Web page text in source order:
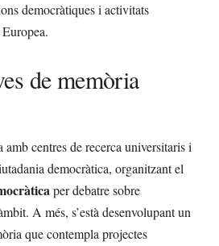
democràtiques i activitats
de memòria
centres de recerca universitaris i
democràtica, organitzant el
per debatre sobre
A més, s’està desenvolupant un
que contempla projectes